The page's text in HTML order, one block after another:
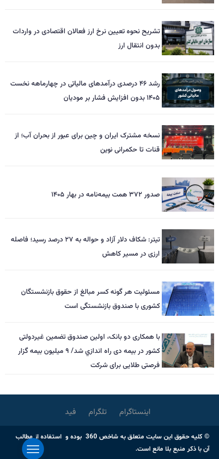
تشریح نحوه تعیین نرخ ارز فعالان اقتصادی در واردات
بدون انتقال ارز
رشد ۴۶ درصدی درآمدهای مالیاتی در چهارماهه نخست
۱۴۰۵ بدون افزایش فشار بر مودیان
نسخه مشترک ایران و چین برای عبور از بحران آب؛ از
قنات تا حکمرانی نوین
صدور ۳۷۲ همت بیمه‌نامه در بهار ۱۴۰۵
تیتر: شکاف دلار آزاد و حواله به ۲۷ درصد رسید؛ فاصله
ارزی در مسیر کاهش
مسئولیت هر گونه کسر مبالغ از حقوق بازنشستگان
کشوری با صندوق بازنشستگی است
با همکاری دو بانک، اولین صندوق تضمین غیردولتی
کشور در بیمه دی راه اندازي شد/ ۹ میلیون بیمه گزار
فرصتی طلایی برای شرکت
اینستاگرام تلگرام فید
© کلیه حقوق این سایت متعلق به شاخص 360 بوده و استفاده از مطالب
آن با ذکر منبع بلا مانع است.